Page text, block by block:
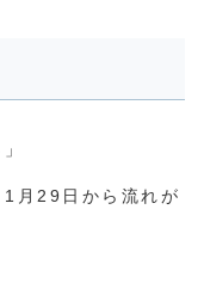
月29日から流れが